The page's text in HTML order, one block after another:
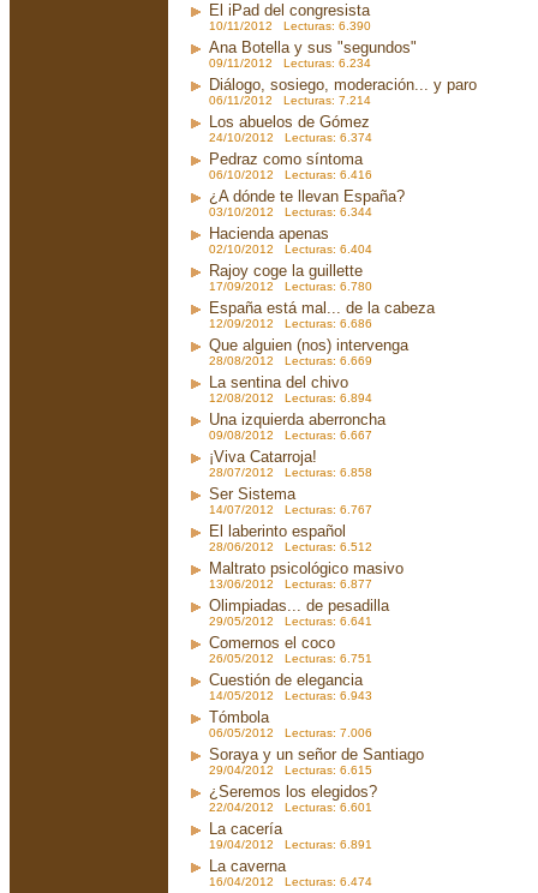
El iPad del congresista
10/11/2012 Lecturas: 6.390
Ana Botella y sus "segundos"
09/11/2012 Lecturas: 6.234
Diálogo, sosiego, moderación... y paro
06/11/2012 Lecturas: 7.214
Los abuelos de Gómez
24/10/2012 Lecturas: 6.374
Pedraz como síntoma
06/10/2012 Lecturas: 6.416
¿A dónde te llevan España?
03/10/2012 Lecturas: 6.344
Hacienda apenas
02/10/2012 Lecturas: 6.404
Rajoy coge la guillette
17/09/2012 Lecturas: 6.780
España está mal... de la cabeza
12/09/2012 Lecturas: 6.686
Que alguien (nos) intervenga
28/08/2012 Lecturas: 6.669
La sentina del chivo
12/08/2012 Lecturas: 6.894
Una izquierda aberroncha
09/08/2012 Lecturas: 6.667
¡Viva Catarroja!
28/07/2012 Lecturas: 6.858
Ser Sistema
14/07/2012 Lecturas: 6.767
El laberinto español
28/06/2012 Lecturas: 6.512
Maltrato psicológico masivo
13/06/2012 Lecturas: 6.877
Olimpiadas... de pesadilla
29/05/2012 Lecturas: 6.641
Comernos el coco
26/05/2012 Lecturas: 6.751
Cuestión de elegancia
14/05/2012 Lecturas: 6.943
Tómbola
06/05/2012 Lecturas: 7.006
Soraya y un señor de Santiago
29/04/2012 Lecturas: 6.615
¿Seremos los elegidos?
22/04/2012 Lecturas: 6.601
La cacería
19/04/2012 Lecturas: 6.891
La caverna
16/04/2012 Lecturas: 6.474